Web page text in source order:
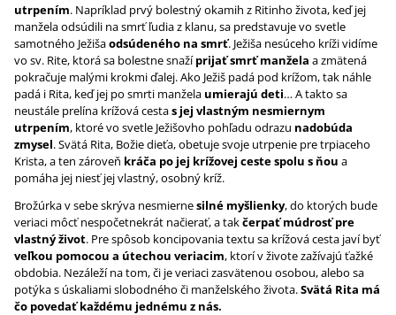
utrpením. Napríklad prvý bolestný okamih z Ritinho života, keď jej
manžela odsúdili na smrť ľudia z klanu, sa predstavuje vo svetle
samotného Ježišaodsúdeného na smrť. Ježiša nesúceho kríži vidíme
vo sv. Rite, ktorá sa bolestne snažíprijať smrť manžela a zmätená
pokračuje malými krokmi ďalej. Ako Ježiš padá pod krížom, tak náhle
padá i Rita, keď jej po smrti manžela umierajú deti… A takto sa
neustále prelína krížová cestas jej vlastným nesmiernym
utrpením, ktoré vo svetle Ježišovho pohľadu odrazu nadobúda
zmysel. Svätá Rita, Božie dieťa, obetuje svoje utrpenie pre trpiaceho
Krista, a ten zároveň kráča po jej krížovej ceste spolu s ňou a
pomáha jej niesť jej vlastný, osobný kríž.
Brožúrka v sebe skrýva nesmiernesilné myšlienky, do ktorých bude
veriaci môcť nespočetnekrát načierať, a takčerpať múdrosť pre
vlastný život. Pre spôsob koncipovania textu sa krížová cesta javí byť
veľkou pomocou a útechou veriacim, ktorí v živote zažívajú ťažké
obdobia. Nezáleží na tom, či je veriaci zasvätenou osobou, alebo sa
potýka s úskaliami slobodného či manželského života.Svätá Rita má
čo povedať každému jednému z nás.